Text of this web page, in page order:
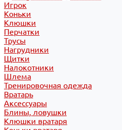
Игрок
Коньки
Клюшки
Перчатки
Трусы
Нагрудники
Щитки
Налокотники
Шлема
Тренировочная одежда
Вратарь
Аксессуары
Блины, ловушки
Клюшки вратаря